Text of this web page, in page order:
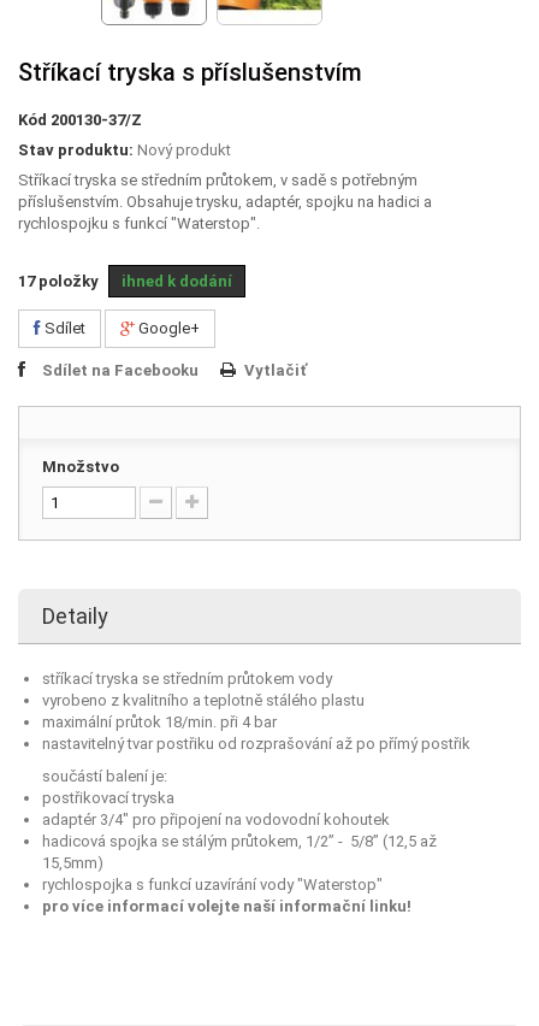
Stříkací tryska s příslušenstvím
Kód 200130-37/Z
Stav produktu: Nový produkt
Stříkací tryska se středním průtokem, v sadě s potřebným
příslušenstvím. Obsahuje trysku, adaptér, spojku na hadici a
rychlospojku s funkcí "Waterstop".
17 položky ihned k dodání
Sdílet Google+
Sdílet na Facebooku Vytlačiť
Množstvo
Detaily
stříkací tryska se středním průtokem vody
vyrobeno z kvalitního a teplotně stálého plastu
maximální průtok 18/min. při 4 bar
nastavitelný tvar postřiku od rozprašování až po přímý postřik
součástí balení je:
postřikovací tryska
adaptér 3/4" pro připojení na vodovodní kohoutek
hadicová spojka se stálým průtokem, 1/2” - 5/8” (12,5 až
15,5mm)
rychlospojka s funkcí uzavírání vody "Waterstop"
pro více informací volejte naší informační linku!